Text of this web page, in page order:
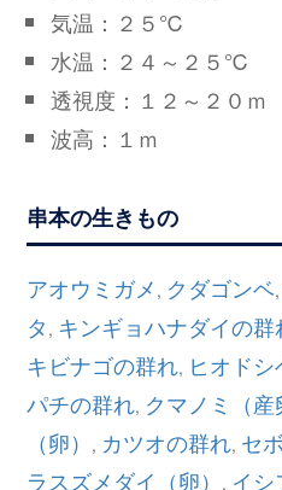
気温：２５℃
水温：２４～２５℃
透視度：１２～２０ｍ
波高：１ｍ
串本の生きもの
アオウミガメ , クダゴンベ,
タ , キンギョハナダイの群
キビナゴの群れ, ヒオドシ
パチの群れ, クマノミ（産
（卵） , カツオの群れ, セ
ラスズメダイ（卵） , イシ